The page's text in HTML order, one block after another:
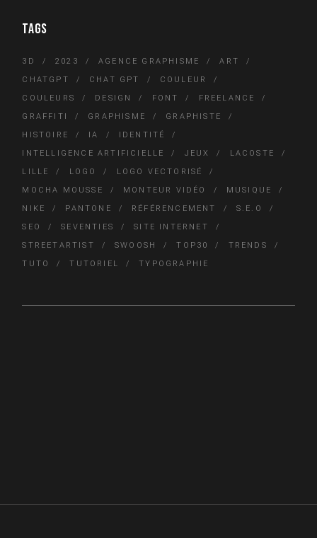
TAGS
3D 2023 AGENCE GRAPHISME
ART
CHATGPT
CHAT GPT
COULEUR
COULEURS
DESIGN FONT
FREELANCE
GRAFFITI
GRAPHISME
GRAPHISTE
HISTOIRE
IA
IDENTITÉ
INTELLIGENCE ARTIFICIELLE
JEUX
LACOSTE
LILLE
LOGO
LOGO VECTORISÉ
MOCHA MOUSSE
MONTEUR VIDÉO
MUSIQUE
NIKE
PANTONE RÉFÉRENCEMENT
S.E.O
SEO
SEVENTIES
SITE INTERNET
STREETARTIST
SWOOSH TOP30
TRENDS
TUTO
TUTORIEL TYPOGRAPHIE